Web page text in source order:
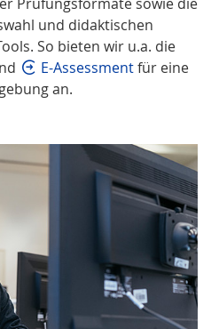
und didaktischen
So bieten wir u.a. die
E-Assessmentfür eine
an.